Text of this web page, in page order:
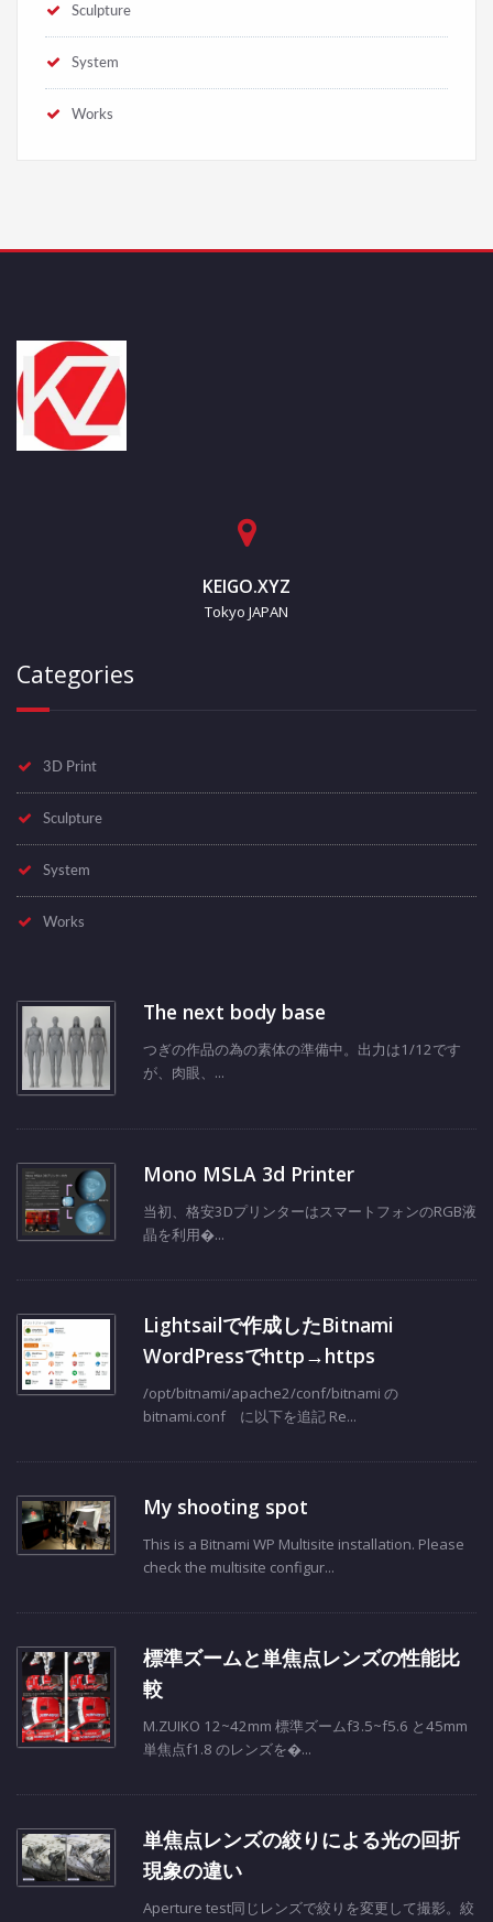
Sculpture
System
Works
KEIGO.XYZ
Tokyo JAPAN
Categories
3D Print
Sculpture
System
Works
The next body base
つぎの作品の為の素体の準備中。出力は1/12です
が、肉眼、...
Mono MSLA 3d Printer
当初、格安3DプリンターはスマートフォンのRGB液
晶を利用�...
Lightsailで作成したBitnami
WordPressでhttp→https
/opt/bitnami/apache2/conf/bitnami の
bitnami.conf に以下を追記 Re...
My shooting spot
This is a Bitnami WP Multisite installation. Please
check the multisite configur...
標準ズームと単焦点レンズの性能比
較
M.ZUIKO 12~42mm 標準ズームf3.5~f5.6 と45mm
単焦点f1.8 のレンズを�...
単焦点レンズの絞りによる光の回折
現象の違い
Aperture test同じレンズで絞りを変更して撮影。絞